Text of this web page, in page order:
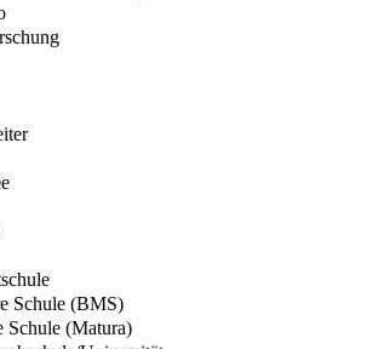
Schule (BMS)
Schule (Matura)